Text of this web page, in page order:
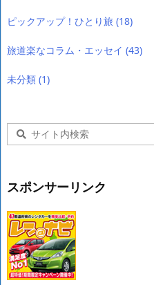
ピックアップ！ひとり旅 (18)
旅道楽なコラム・エッセイ (43)
未分類 (1)
スポンサーリンク